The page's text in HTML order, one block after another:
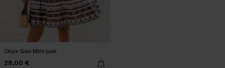
Onyx Geo Mini-jurk
28,00 €